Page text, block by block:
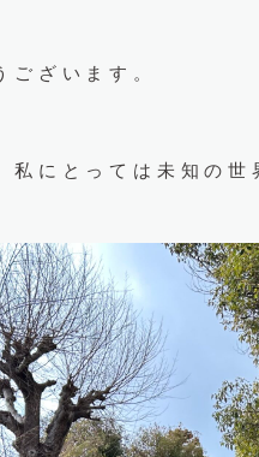
ございます。
私にとっては未知の